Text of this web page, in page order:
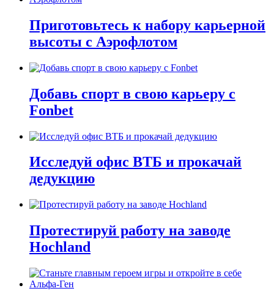
Приготовьтесь к набору карьерной
высоты с Аэрофлотом
Добавь спорт в свою карьеру с
Fonbet
Исследуй офис ВТБ и прокачай
дедукцию
Протестируй работу на заводе
Hochland